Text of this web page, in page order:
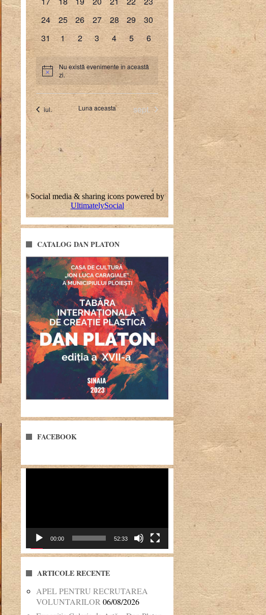
CATALOG DAN PLATON
FACEBOOK
00:00 52:33
ARTICOLE RECENTE
APEL PENTRU RECRUTAREA
VOLUNTARILOR06/08/2026